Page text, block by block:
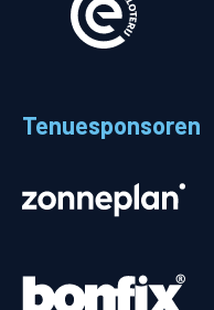
Tenuesponsoren